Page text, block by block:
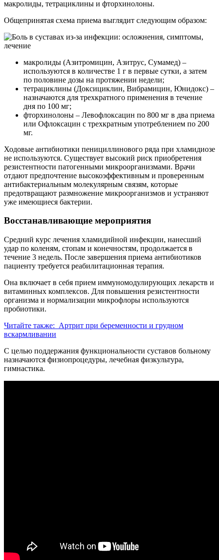
макролиды, тетрациклины и фторхинолоны.
Общепринятая схема приема выглядит следующим образом:
макролиды (Азитромицин, Азитрус, Сумамед) –
используются в количестве 1 г в первые сутки, а затем
по половине дозы на протяжении недели;
тетрациклины (Доксициклин, Вибрамицин, Юнидокс) –
назначаются для трехкратного применения в течение
дня по 100 мг;
фторхинолоны – Левофлоксацин по 800 мг в два приема
или Офлоксацин с трехкратным употреблением по 200
мг.
Ходовые антибиотики пенициллинового ряда при хламидиозе
не используются. Существует высокий риск приобретения
резистентности патогенными микроорганизмами. Врачи
отдают предпочтение высокоэффективным и проверенным
антибактериальным молекулярным связям, которые
предотвращают размножение микроорганизмов и устраняют
уже имеющиеся бактерии.
Восстанавливающие мероприятия
Средний курс лечения хламидийной инфекции, нанесший
удар по коленям, стопам и конечностям, продолжается в
течение 3 недель. После завершения приема антибиотиков
пациенту требуется реабилитационная терапия.
Она включает в себя прием иммуномодулирующих лекарств и
витаминных комплексов. Для повышения резистентности
организма и нормализации микрофлоры используются
пробиотики.
Читайте также: Артрит при беременности и грудном
вскармливании
С целью поддержания функциональности суставов больному
назначаются физиопроцедуры, лечебная физкультура,
гимнастика.